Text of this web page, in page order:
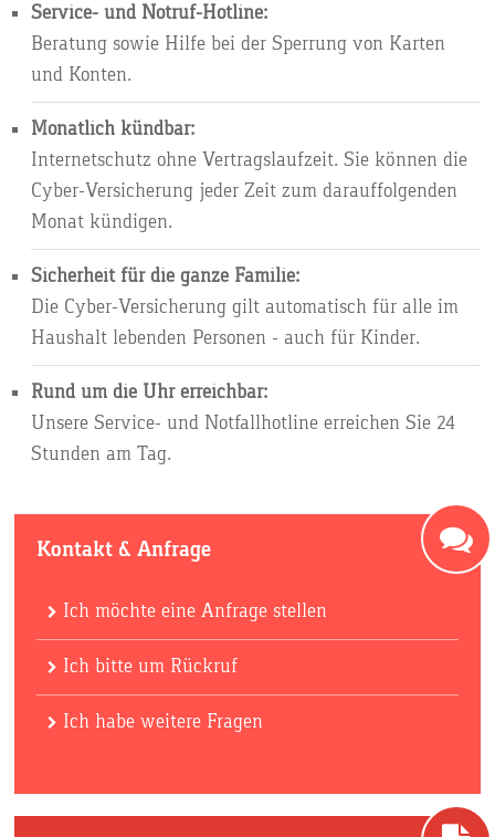
Service- und Notruf-Hotline:
Beratung sowie Hilfe bei der Sperrung von Karten
und Konten.
Monatlich kündbar:
Internetschutz ohne Vertragslaufzeit. Sie können die
Cyber-Versicherung jeder Zeit zum darauffolgenden
Monat kündigen.
Sicherheit für die ganze Familie:
Die Cyber-Versicherung gilt automatisch für alle im
Haushalt lebenden Personen - auch für Kinder.
Rund um die Uhr erreichbar:
Unsere Service- und Notfallhotline erreichen Sie 24
Stunden am Tag.
Kontakt & Anfrage
Ich möchte eine Anfrage stellen
Ich bitte um Rückruf
Ich habe weitere Fragen